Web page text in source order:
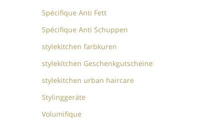
Spécifique Anti Fett
Spécifique Anti Schuppen
stylekitchen farbkuren
stylekitchen Geschenkgutscheine
stylekitchen urban haircare
Stylinggeräte
Volumifique